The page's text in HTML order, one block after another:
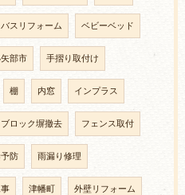
バスリフォーム ベビーベッド
部市 手摺り取付け
棚 内窓 インプラス
ブロック塀撤去 フェンス取付
防 雨漏り修理
津幡町 外壁リフォーム